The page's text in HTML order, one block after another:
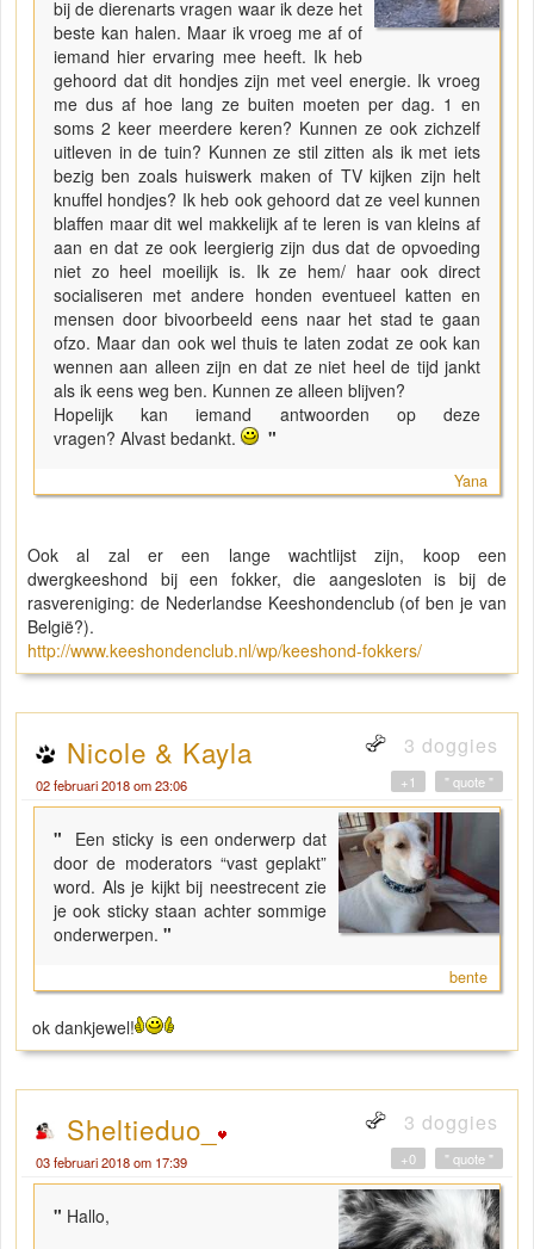
bij de dierenarts vragen waar ik deze het
beste kan halen. Maar ik vroeg me af of
iemand hier ervaring mee heeft. Ik heb
gehoord dat dit hondjes zijn met veel energie. Ik vroeg
me dus af hoe lang ze buiten moeten per dag. 1 en
soms 2 keer meerdere keren? Kunnen ze ook zichzelf
uitleven in de tuin? Kunnen ze stil zitten als ik met iets
bezig ben zoals huiswerk maken of TV kijken zijn helt
knuffel hondjes? Ik heb ook gehoord dat ze veel kunnen
blaffen maar dit wel makkelijk af te leren is van kleins af
aan en dat ze ook leergierig zijn dus dat de opvoeding
niet zo heel moeilijk is. Ik ze hem/ haar ook direct
socialiseren met andere honden eventueel katten en
mensen door bivoorbeeld eens naar het stad te gaan
ofzo. Maar dan ook wel thuis te laten zodat ze ook kan
wennen aan alleen zijn en dat ze niet heel de tijd jankt
als ik eens weg ben. Kunnen ze alleen blijven?
Hopelijk kan iemand antwoorden op deze
vragen? Alvast bedankt.
"
Yana
Ook al zal er een lange wachtlijst zijn, koop een
dwergkeeshond bij een fokker, die aangesloten is bij de
rasvereniging: de Nederlandse Keeshondenclub (of ben je van
België?).
http://www.keeshondenclub.nl/wp/keeshond-fokkers/
Nicole & Kayla 3 doggies
02 februari 2018 om 23:06 " quote "
+1
"
Een sticky is een onderwerp dat
door de moderators “vast geplakt”
word. Als je kijkt bij neestrecent zie
je ook sticky staan achter sommige
onderwerpen. "
bente
ok dankjewel!
Sheltieduo_ 3 doggies
03 februari 2018 om 17:39 " quote "
+0
" Hallo,